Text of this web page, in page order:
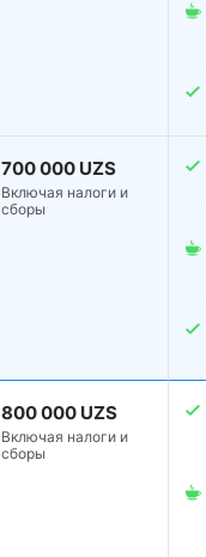
700 000 UZS
Включая налоги и
сборы
800 000 UZS
Включая налоги и
сборы